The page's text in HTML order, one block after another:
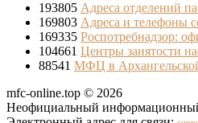
193805 Адреса отделений
169803 Адреса и телефоны
169335 Роспотребнадзор:
104661 Центры занятости
88541 МФЦ в
mfc-online.top © 2026
Неофициальный